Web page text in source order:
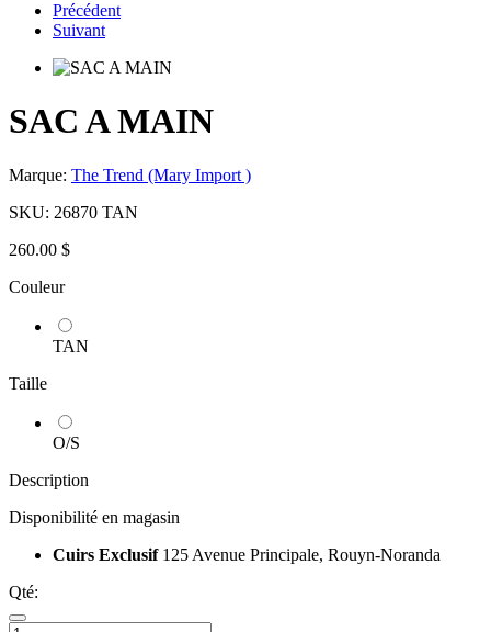
Précédent
Suivant
SAC A MAIN
Marque: The Trend (Mary Import )
SKU: 26870 TAN
260.00 $
Couleur
TAN
Taille
O/S
Description
Disponibilité en magasin
Cuirs Exclusif 125 Avenue Principale, Rouyn-Noranda
Qté: